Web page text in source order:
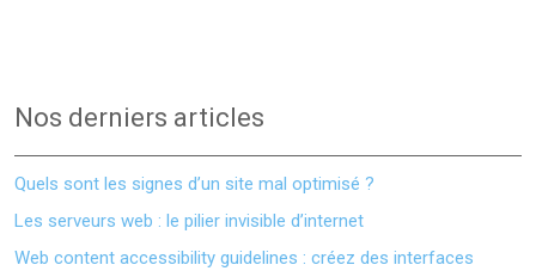
Nos derniers articles
Quels sont les signes d’un site mal optimisé ?
Les serveurs web : le pilier invisible d’internet
Web content accessibility guidelines : créez des interfaces